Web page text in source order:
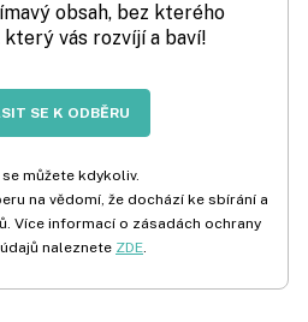
obsah, bez kterého
vás rozvíjí a baví!
SE K ODBĚRU
můžete kdykoliv.
na vědomí, že dochází ke sbírání a
Více informací o zásadách ochrany
naleznete ZDE.